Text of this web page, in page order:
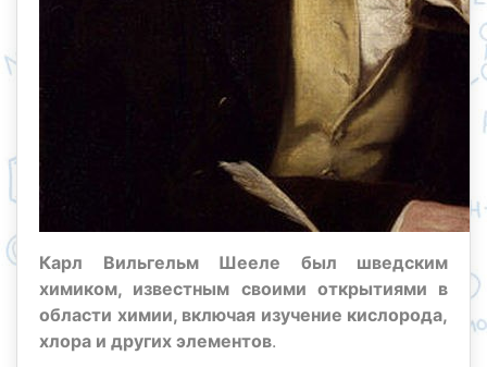
Карл Вильгельм Шееле был шведским
химиком, известным своими открытиями в
области химии, включая изучение кислорода,
хлора и других элементов.